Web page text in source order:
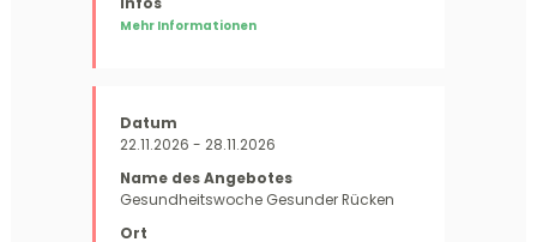
Mehr Informationen
22.11.2026 - 28.11.2026
Gesundheitswoche Gesunder Rücken